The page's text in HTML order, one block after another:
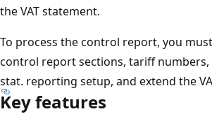
the VAT statement.
To process the control report, you
control report sections, tariff numbers,
stat. reporting setup, and extend the
Key features